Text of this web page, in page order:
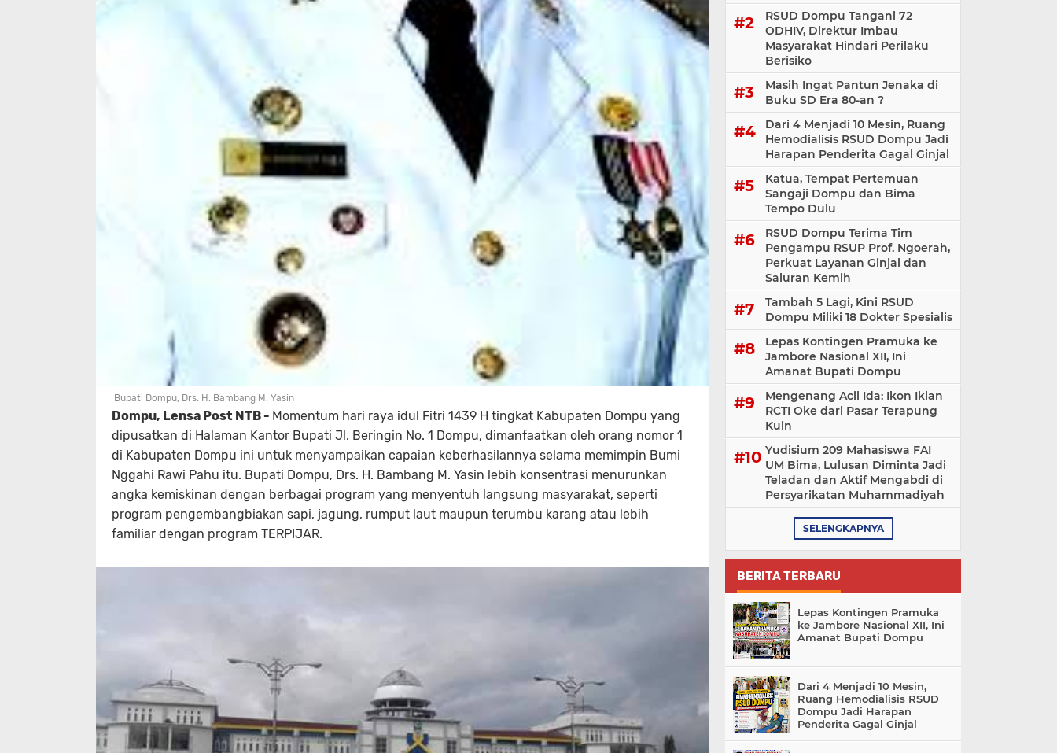
Bupati Dompu, Drs. H. Bambang M. Yasin
Dompu, Lensa Post NTB - Momentum hari raya idul Fitri 1439 H tingkat Kabupaten Dompu yang
dipusatkan di Halaman Kantor Bupati Jl. Beringin No. 1 Dompu, dimanfaatkan oleh orang nomor 1
di Kabupaten Dompu ini untuk menyampaikan capaian keberhasilannya selama memimpin Bumi
Nggahi Rawi Pahu itu. Bupati Dompu, Drs. H. Bambang M. Yasin lebih konsentrasi menurunkan
angka kemiskinan dengan berbagai program yang menyentuh langsung masyarakat, seperti
program pengembangbiakan sapi, jagung, rumput laut maupun terumbu karang atau lebih
familiar dengan program TERPIJAR.
RSUD Dompu Tangani 72
ODHIV, Direktur Imbau
Masyarakat Hindari Perilaku
Berisiko
Masih Ingat Pantun Jenaka di
Buku SD Era 80-an ?
Dari 4 Menjadi 10 Mesin, Ruang
Hemodialisis RSUD Dompu Jadi
Harapan Penderita Gagal Ginjal
Katua, Tempat Pertemuan
Sangaji Dompu dan Bima
Tempo Dulu
RSUD Dompu Terima Tim
Pengampu RSUP Prof. Ngoerah,
Perkuat Layanan Ginjal dan
Saluran Kemih
Tambah 5 Lagi, Kini RSUD
Dompu Miliki 18 Dokter Spesialis
Lepas Kontingen Pramuka ke
Jambore Nasional XII, Ini
Amanat Bupati Dompu
Mengenang Acil Ida: Ikon Iklan
RCTI Oke dari Pasar Terapung
Kuin
Yudisium 209 Mahasiswa FAI
UM Bima, Lulusan Diminta Jadi
Teladan dan Aktif Mengabdi di
Persyarikatan Muhammadiyah
SELENGKAPNYA
BERITA TERBARU
Lepas Kontingen Pramuka
ke Jambore Nasional XII, Ini
Amanat Bupati Dompu
Dari 4 Menjadi 10 Mesin,
Ruang Hemodialisis RSUD
Dompu Jadi Harapan
Penderita Gagal Ginjal